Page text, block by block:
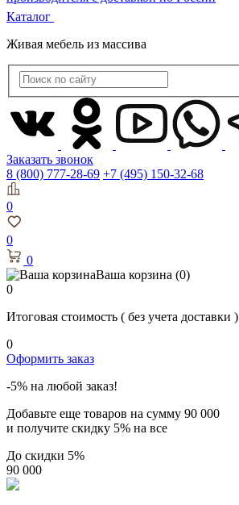
Каталог
Живая мебель из массива
Заказать звонок
8 (800) 777-28-69 +7 (495) 150-32-68
0
0
0
Ваша корзина (0)
0
Итоговая стоимость ( без учета доставки )
0
Оформить заказ
-5% на любой заказ!
Добавьте еще товаров на сумму 90 000
и получите скидку 5% на все
До скидки 5%
90 000